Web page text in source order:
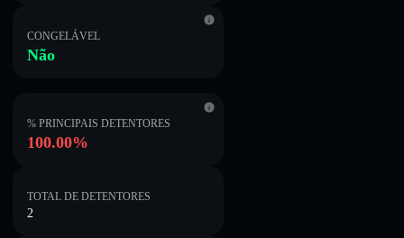
CONGELÁVEL
Não
% PRINCIPAIS DETENTORES
100.00%
TOTAL DE DETENTORES
2